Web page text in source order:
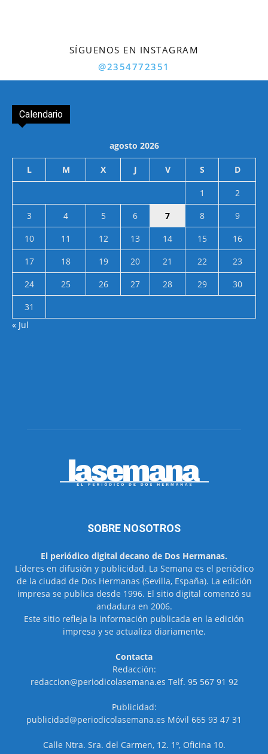
SÍGUENOS EN INSTAGRAM
@2354772351
Calendario
agosto 2026
L M X J V S D
1
2
3
4 5 6 7 8
9
10
11 12 13 14 15
16
17
18 19 20 21 22
23
24
25 26 27 28 29
30
31
« Jul
SOBRE NOSOTROS
El periódico digital decano de Dos Hermanas.
Líderes en difusión y publicidad. La Semana es el periódico
de la ciudad de Dos Hermanas (Sevilla, España). La edición
impresa se publica desde 1996. El sitio digital comenzó su
andadura en 2006.
Este sitio refleja la información publicada en la edición
impresa y se actualiza diariamente.
Contacta
Redacción:
redaccion@periodicolasemana.es Telf. 95 567 91 92
Publicidad:
publicidad@periodicolasemana.es Móvil 665 93 47 31
Calle Ntra. Sra. del Carmen, 12. 1º, Oficina 10.